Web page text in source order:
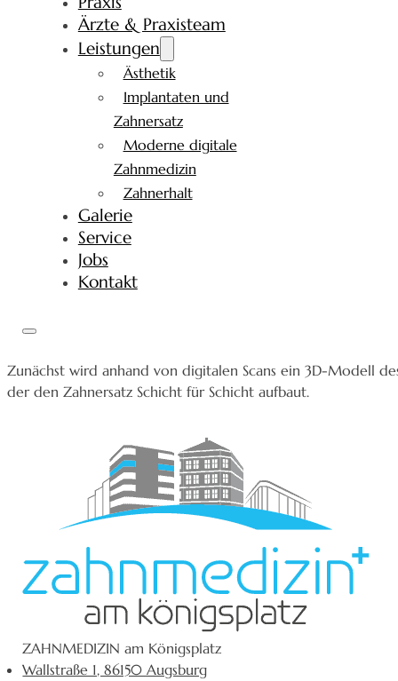
Ärzte & Praxisteam
Leistungen
Ästhetik
Implantaten und
Zahnersatz
Moderne digitale
Zahnmedizin
Zahnerhalt
Galerie
Service
Jobs
Kontakt
Zunächst wird anhand von digitalen Scans ein 3D-Modell
der den Zahnersatz Schicht für Schicht aufbaut.
ZAHNMEDIZIN am Königsplatz
Wallstraße 1, 86150 Augsburg